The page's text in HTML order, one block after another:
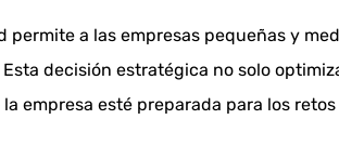
permite a las empresas pequeñas y
decisión estratégica no solo
empresa esté preparada para los